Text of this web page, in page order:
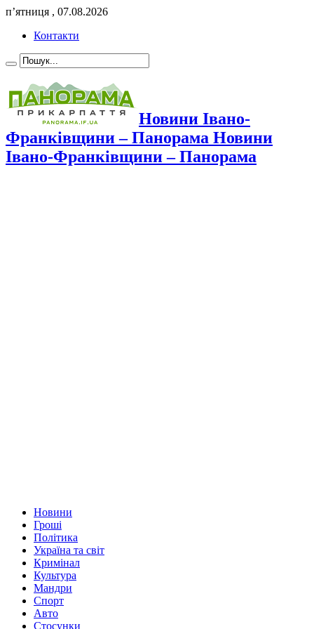
п’ятниця , 07.08.2026
Контакти
Новини Івано-
Франківщини – Панорама Новини
Івано-Франківщини – Панорама
Новини
Гроші
Політика
Україна та світ
Кримінал
Культура
Мандри
Спорт
Авто
Стосунки